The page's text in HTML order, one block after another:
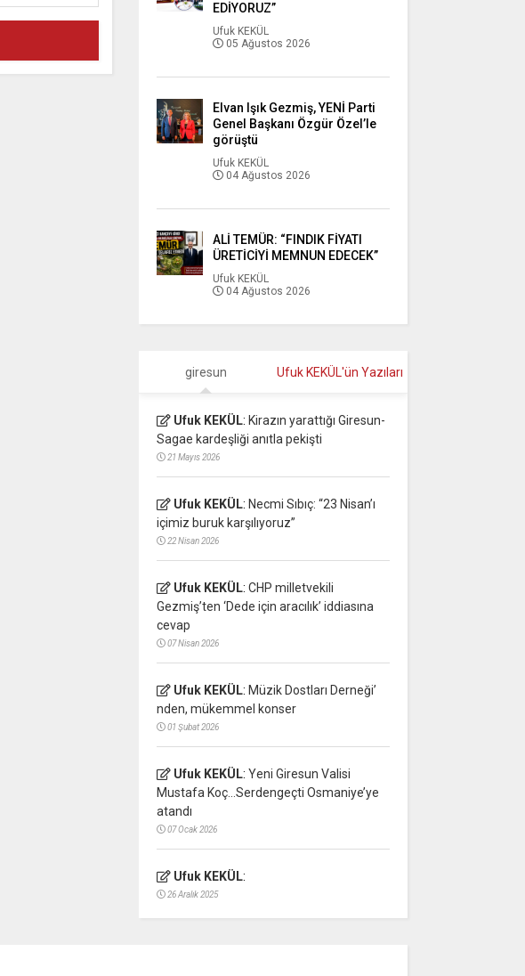
EDİYORUZ”
Ufuk KEKÜL
05 Ağustos 2026
Elvan Işık Gezmiş, YENİ Parti
Genel Başkanı Özgür Özel’le
görüştü
Ufuk KEKÜL
04 Ağustos 2026
ALİ TEMÜR: “FINDIK FİYATI
ÜRETİCİYİ MEMNUN EDECEK”
Ufuk KEKÜL
04 Ağustos 2026
giresun Ufuk KEKÜL'ün Yazıları
Ufuk KEKÜL: Kirazın yarattığı Giresun-
Sagae kardeşliği anıtla pekişti
21 Mayıs 2026
Ufuk KEKÜL: Necmi Sıbıç: “23 Nisan’ı
içimiz buruk karşılıyoruz”
22 Nisan 2026
Ufuk KEKÜL: CHP milletvekili
Gezmiş’ten ‘Dede için aracılık’ iddiasına
cevap
07 Nisan 2026
Ufuk KEKÜL: Müzik Dostları Derneği’
nden, mükemmel konser
01 Şubat 2026
Ufuk KEKÜL: Yeni Giresun Valisi
Mustafa Koç…Serdengeçti Osmaniye’ye
atandı
07 Ocak 2026
Ufuk KEKÜL:
26 Aralık 2025